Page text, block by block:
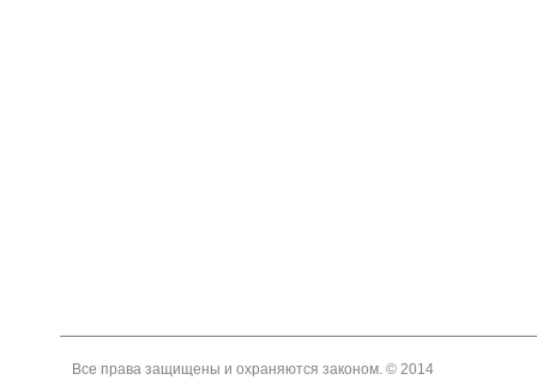
Все права защищены и охраняются законом. © 2014